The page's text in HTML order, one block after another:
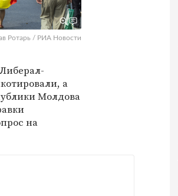
Ротарь / РИА Новости
а
Молдова
на